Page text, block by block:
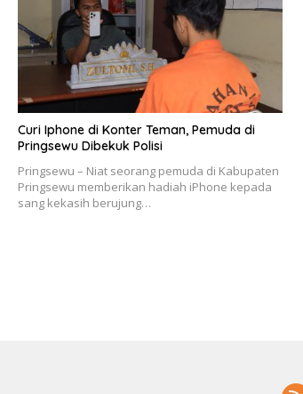
Curi Iphone di Konter Teman, Pemuda di
Pringsewu Dibekuk Polisi
Pringsewu – Niat seorang pemuda di Kabupaten
Pringsewu memberikan hadiah iPhone kepada
sang kekasih berujung…